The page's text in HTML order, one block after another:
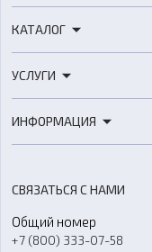
КАТАЛОГ
3D-сканеры
Расходные материалы
Оборудование и
Аксессуары и прочее
Программное
УСЛУГИ
3D-моделирование
Ремонт и услуги
ИНФОРМАЦИЯ
О компании
Контакты
СВЯЗАТЬСЯ С НАМИ
Общий номер
+7 (800) 333-07-58